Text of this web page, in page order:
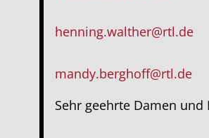
henning.walther@rtl.de
mandy.berghoff@rtl.de
Sehr geehrte Damen und